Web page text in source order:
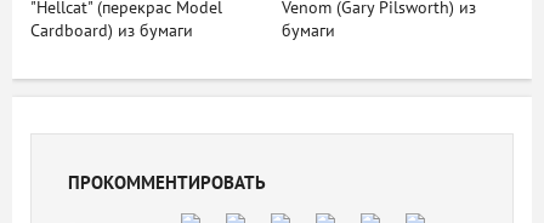
"Hellcat" (перекрас Model
Cardboard) из бумаги
Venom (Gary Pilsworth) из
бумаги
ПРОКОММЕНТИРОВАТЬ